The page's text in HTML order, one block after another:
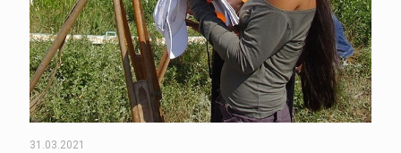
31.03.2021